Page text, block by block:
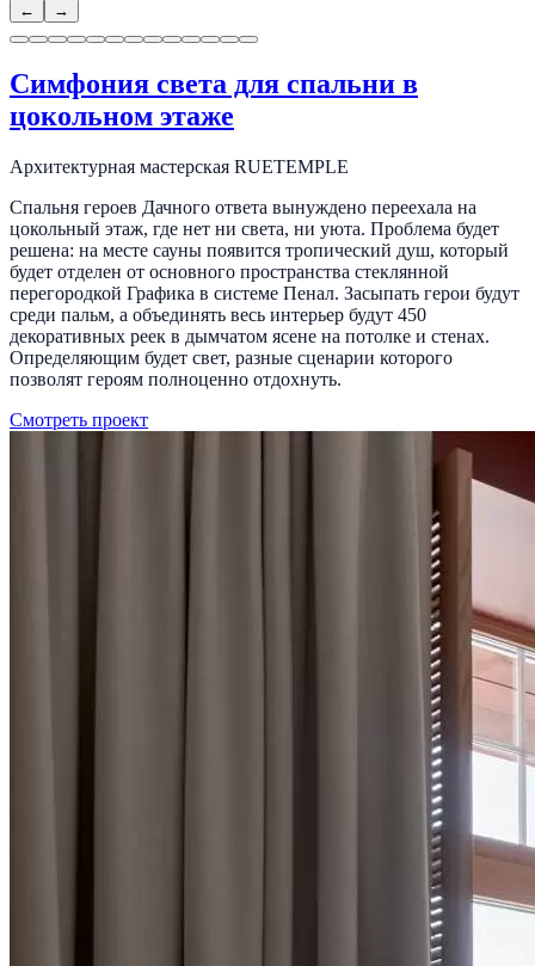
← →
Симфония света для спальни в
цокольном этаже
Архитектурная мастерская RUETEMPLE
Спальня героев Дачного ответа вынуждено переехала на
цокольный этаж, где нет ни света, ни уюта. Проблема будет
решена: на месте сауны появится тропический душ, который
будет отделен от основного пространства стеклянной
перегородкой Графика в системе Пенал. Засыпать герои будут
среди пальм, а объединять весь интерьер будут 450
декоративных реек в дымчатом ясене на потолке и стенах.
Определяющим будет свет, разные сценарии которого
позволят героям полноценно отдохнуть.
Смотреть проект